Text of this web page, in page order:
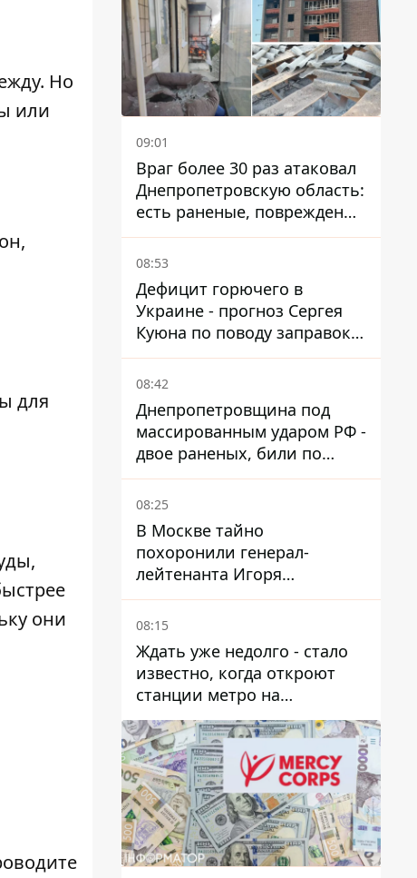
Но
или
для
они
09:01
Враг более 30 раз атаковал
Днепропетровскую область:
есть раненые, повреждены
лицей, дома и предприятия
08:53
Дефицит горючего в
Украине - прогноз Сергея
Куюна по поводу заправок и
очередей
08:42
Днепропетровщина под
массированным ударом РФ -
двое раненых, били по
Никопольщине и
Синельниковщине
08:25
В Москве тайно
похоронили генерал-
лейтенанта Игоря
Иерусалимова – мог
погибнуть от взрыва в
08:15
Ждать уже недолго - стало
известно, когда откроют
станции метро на
Виноградаре